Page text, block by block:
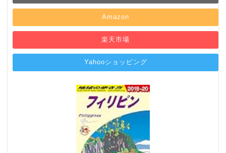
Amazon
楽天市場
Yahooショッピング